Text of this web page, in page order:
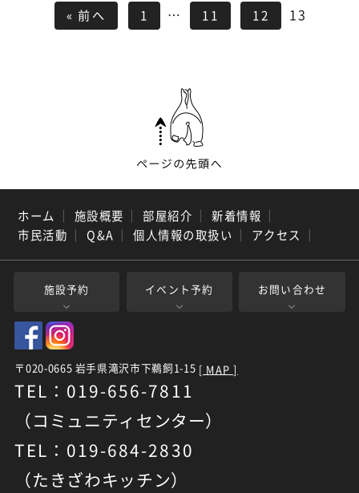
« 前へ 1 … 11 12 13
ホーム ｜ 施設概要 ｜ 部屋紹介 ｜ 新着情報 ｜
市民活動 ｜ Q&A ｜ 個人情報の取扱い ｜ アクセス ｜
施設予約 イベント予約 お問い合わせ
〒020-0665 岩手県滝沢市下鵜飼1-15 [ MAP ]
TEL：019-656-7811
（コミュニティセンター）
TEL：019-684-2830
（たきざわキッチン）